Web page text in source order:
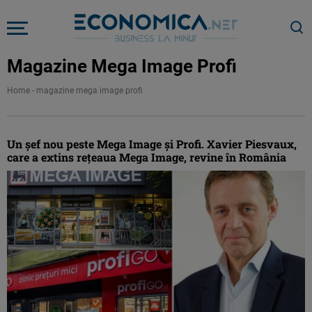
Magazine Mega Image Profi
Home - magazine mega image profi
Un șef nou peste Mega Image și Profi. Xavier Piesvaux,
care a extins rețeaua Mega Image, revine în România